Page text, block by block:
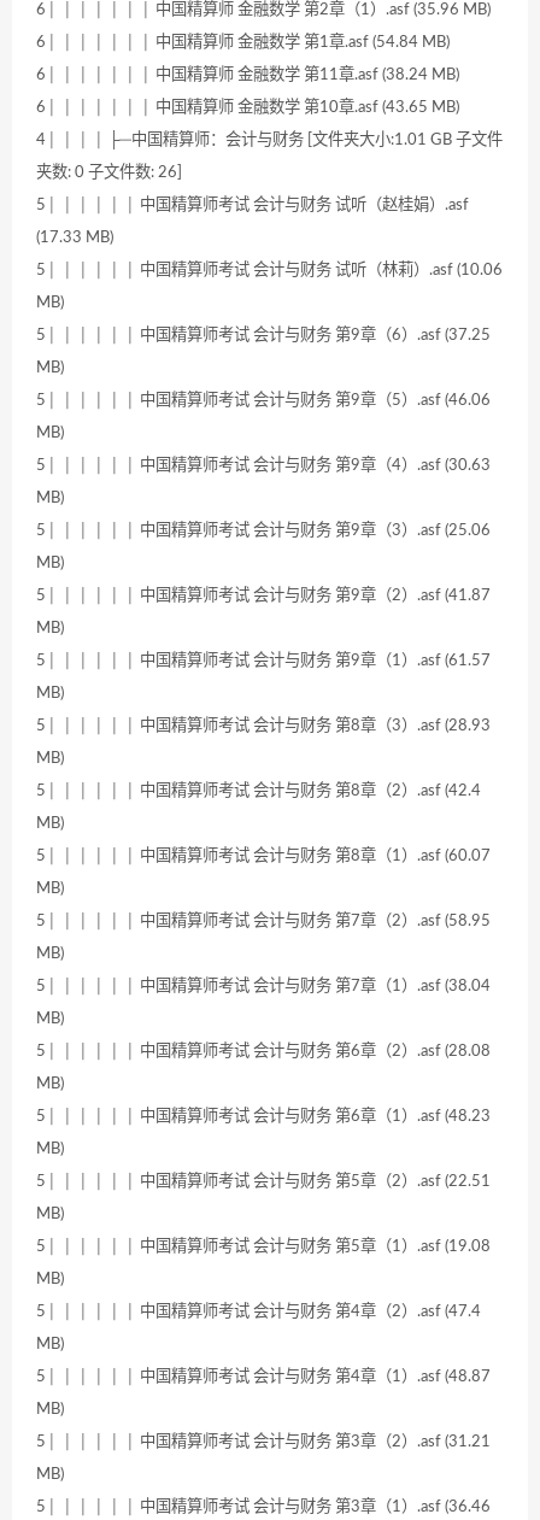
6│ │ │ │ │ │ │ 中国精算师 金融数学 第2章（1）.asf (35.96 MB)
6│ │ │ │ │ │ │ 中国精算师 金融数学 第1章.asf (54.84 MB)
6│ │ │ │ │ │ │ 中国精算师 金融数学 第11章.asf (38.24 MB)
6│ │ │ │ │ │ │ 中国精算师 金融数学 第10章.asf (43.65 MB)
4│ │ │ │ ├─中国精算师：会计与财务 [文件夹大小:1.01 GB 子文件
夹数: 0 子文件数: 26]
5│ │ │ │ │ │ 中国精算师考试 会计与财务 试听（赵桂娟）.asf
(17.33 MB)
5│ │ │ │ │ │ 中国精算师考试 会计与财务 试听（林莉）.asf (10.06
MB)
5│ │ │ │ │ │ 中国精算师考试 会计与财务 第9章（6）.asf (37.25
MB)
5│ │ │ │ │ │ 中国精算师考试 会计与财务 第9章（5）.asf (46.06
MB)
5│ │ │ │ │ │ 中国精算师考试 会计与财务 第9章（4）.asf (30.63
MB)
5│ │ │ │ │ │ 中国精算师考试 会计与财务 第9章（3）.asf (25.06
MB)
5│ │ │ │ │ │ 中国精算师考试 会计与财务 第9章（2）.asf (41.87
MB)
5│ │ │ │ │ │ 中国精算师考试 会计与财务 第9章（1）.asf (61.57
MB)
5│ │ │ │ │ │ 中国精算师考试 会计与财务 第8章（3）.asf (28.93
MB)
5│ │ │ │ │ │ 中国精算师考试 会计与财务 第8章（2）.asf (42.4
MB)
5│ │ │ │ │ │ 中国精算师考试 会计与财务 第8章（1）.asf (60.07
MB)
5│ │ │ │ │ │ 中国精算师考试 会计与财务 第7章（2）.asf (58.95
MB)
5│ │ │ │ │ │ 中国精算师考试 会计与财务 第7章（1）.asf (38.04
MB)
5│ │ │ │ │ │ 中国精算师考试 会计与财务 第6章（2）.asf (28.08
MB)
5│ │ │ │ │ │ 中国精算师考试 会计与财务 第6章（1）.asf (48.23
MB)
5│ │ │ │ │ │ 中国精算师考试 会计与财务 第5章（2）.asf (22.51
MB)
5│ │ │ │ │ │ 中国精算师考试 会计与财务 第5章（1）.asf (19.08
MB)
5│ │ │ │ │ │ 中国精算师考试 会计与财务 第4章（2）.asf (47.4
MB)
5│ │ │ │ │ │ 中国精算师考试 会计与财务 第4章（1）.asf (48.87
MB)
5│ │ │ │ │ │ 中国精算师考试 会计与财务 第3章（2）.asf (31.21
MB)
5│ │ │ │ │ │ 中国精算师考试 会计与财务 第3章（1）.asf (36.46